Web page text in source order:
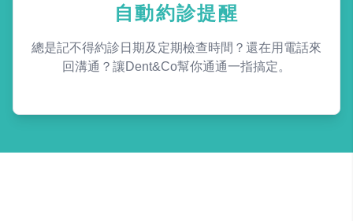
自動約診提醒
總是記不得約診日期及定期檢查時間？還在用電話來
回溝通？讓Dent&Co幫你通通一指搞定。